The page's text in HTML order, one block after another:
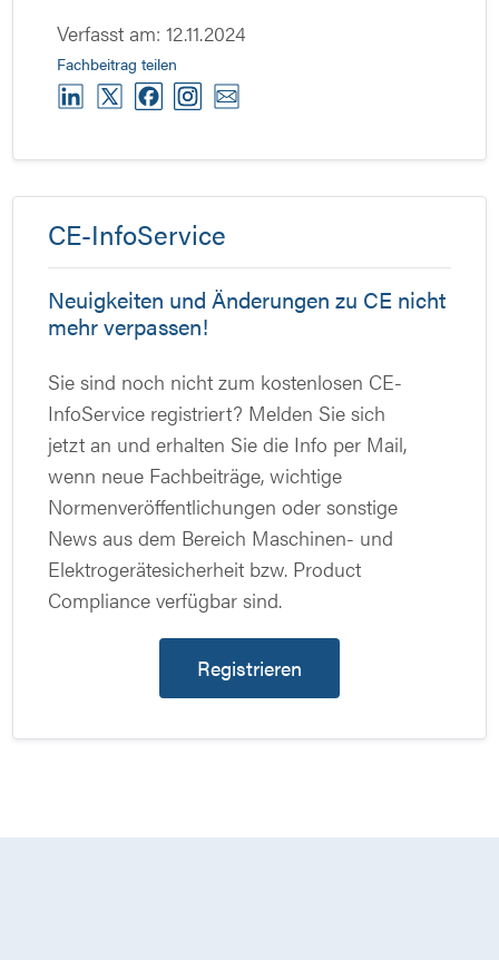
Verfasst am: 12.11.2024
Fachbeitrag teilen
CE-InfoService
Neuigkeiten und Änderungen zu CE nicht
mehr verpassen!
Sie sind noch nicht zum kostenlosen CE-
InfoService registriert? Melden Sie sich
jetzt an und erhalten Sie die Info per Mail,
wenn neue Fachbeiträge, wichtige
Normenveröffentlichungen oder sonstige
News aus dem Bereich Maschinen- und
Elektrogerätesicherheit bzw. Product
Compliance verfügbar sind.
Registrieren